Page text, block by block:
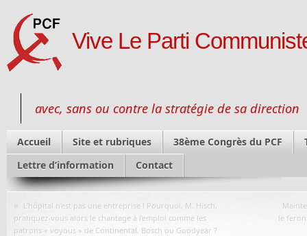
Vive Le Parti
avec, sans ou contre la stratégie de sa direction
Accueil Site et rubriques 38ème Congrès du PCF
Lettre d’information
Contact
« L’hôpital n’est pas une entreprise ! Pourquoi, M. Hisch,
pratiquez-vous alors le chantage à l’emploi comme les
patrons « voyous » de Continental, Bosch ou Goodyear ?
le